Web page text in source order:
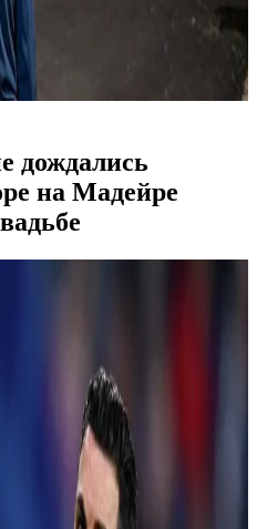
дождались
на Мадейре